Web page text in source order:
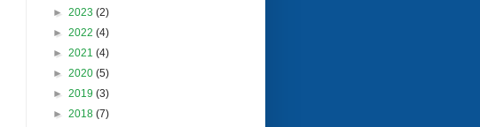
► 2023 (2)
► 2022 (4)
► 2021 (4)
► 2020 (5)
► 2019 (3)
► 2018 (7)